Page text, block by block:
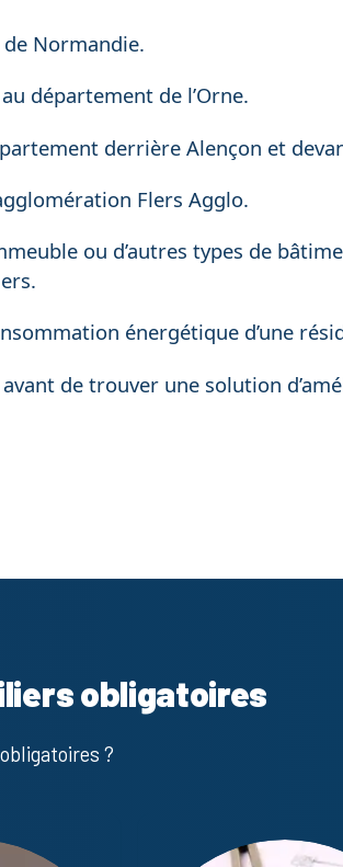
Normandie.
département de l’Orne.
derrière Alençon et
Flers Agglo.
ou d’autres types de
énergétique d’une
de trouver une solution
obligatoires
?